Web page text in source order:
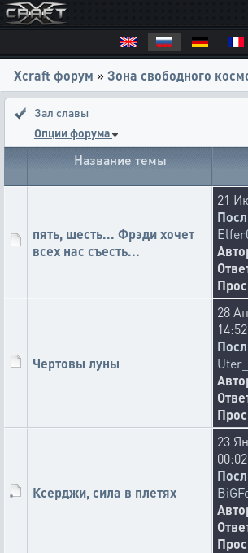
Xcraft форум » Зона свободного
Зал славы
Опции форума
Название темы
пять, шесть... Фрэди хочет
всех нас съесть...
21
Чертовы луны
28
Ксерджи, сила в плетях
23